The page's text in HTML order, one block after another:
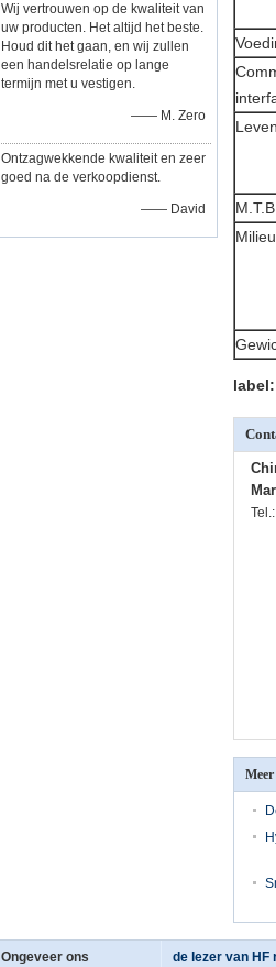
Wij vertrouwen op de kwaliteit van
uw producten. Het altijd het beste.
Houd dit het gaan, en wij zullen
een handelsrelatie op lange
termijn met u vestigen.
—— M. Zero
Ontzagwekkende kwaliteit en zeer
goed na de verkoopdienst.
—— David
Leven
label:
Tel.:
Ongeveer ons de lezer van HF